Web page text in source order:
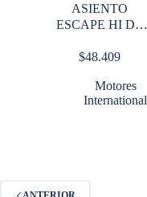
ASIENTO
ESCAPE HI DT
$48.409
Motores
International